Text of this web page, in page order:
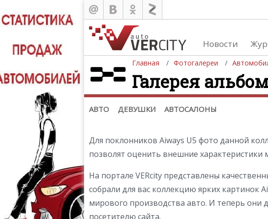
Новости
Главная Фотогалереи
Галерея
АВТО ДЕВУШКИ АВТОСАЛОНЫ
Автомобили
Последние добавления
Список марок
(+1102)
Девушки
Девушки и
Девушки и мото
Для поклонников Aiways U5 фото данной
позволят оценить внешние характеристики
На портале VERcity представлены
собрали для вас коллекцию ярких картинок
мирового производства авто. И теперь они
посетителю сайта.